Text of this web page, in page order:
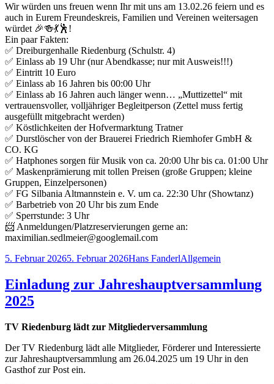
Wir würden uns freuen wenn Ihr mit uns am 13.02.26 feiern und es
auch in Eurem Freundeskreis, Familien und Vereinen weitersagen
würdet 🎉🍻💃🕺!
Ein paar Fakten:
✅ Dreiburgenhalle Riedenburg (Schulstr. 4)
✅ Einlass ab 19 Uhr (nur Abendkasse; nur mit Ausweis!!!)
✅ Eintritt 10 Euro
✅ Einlass ab 16 Jahren bis 00:00 Uhr
✅ Einlass ab 16 Jahren auch länger wenn… „Muttizettel“ mit
vertrauensvoller, volljähriger Begleitperson (Zettel muss fertig
ausgefüllt mitgebracht werden)
✅ Köstlichkeiten der Hofvermarktung Tratner
✅ Durstlöscher von der Brauerei Friedrich Riemhofer GmbH &
CO. KG
✅ Hatphones sorgen für Musik von ca. 20:00 Uhr bis ca. 01:00 Uhr
✅ Maskenprämierung mit tollen Preisen (große Gruppen; kleine
Gruppen, Einzelpersonen)
✅ FG Silbania Altmannstein e. V. um ca. 22:30 Uhr (Showtanz)
✅ Barbetrieb von 20 Uhr bis zum Ende
✅ Sperrstunde: 3 Uhr
📨 Anmeldungen/Platzreservierungen gerne an:
maximilian.sedlmeier@googlemail.com
Veröffentlicht
5. Februar 20265. Februar 2026Autor
Hans FanderlKategorien
Allgemein
Einladung zur Jahreshauptversammlung
2025
TV Riedenburg lädt zur Mitgliederversammlung
Der TV Riedenburg lädt alle Mitglieder, Förderer und Interessierte
zur Jahreshauptversammlung am 26.04.2025 um 19 Uhr in den
Gasthof zur Post ein.